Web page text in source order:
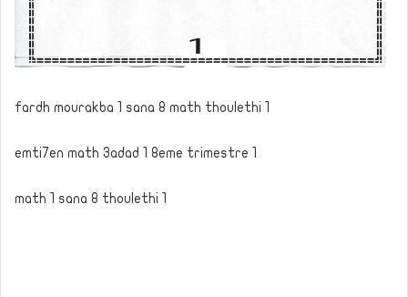
fardh mourakba 1 sana 8 math thoulethi 1
emti7en math 3adad 1 8eme trimestre 1
math 1 sana 8 thoulethi 1